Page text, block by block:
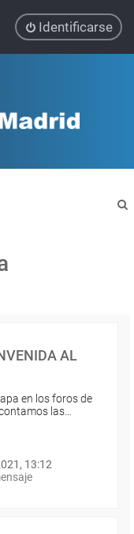
Identificarse
AL
en los foros de
las…
13:12